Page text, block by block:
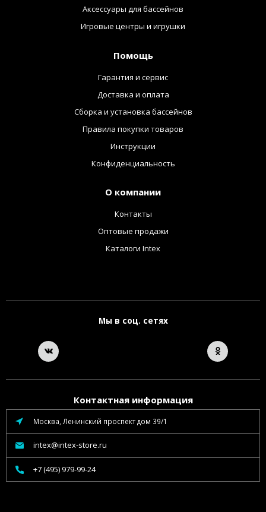
Аксессуары для бассейнов
Игровые центры и игрушки
Помощь
Гарантия и сервис
Доставка и оплата
Сборка и установка бассейнов
Правила покупки товаров
Инструкции
Конфиденциальность
О компании
Контакты
Оптовые продажи
Каталоги Intex
Мы в соц. сетях
Контактная информация
Москва, Ленинский проспект дом 39/1
intex@intex-store.ru
+7 (495) 979-99-24